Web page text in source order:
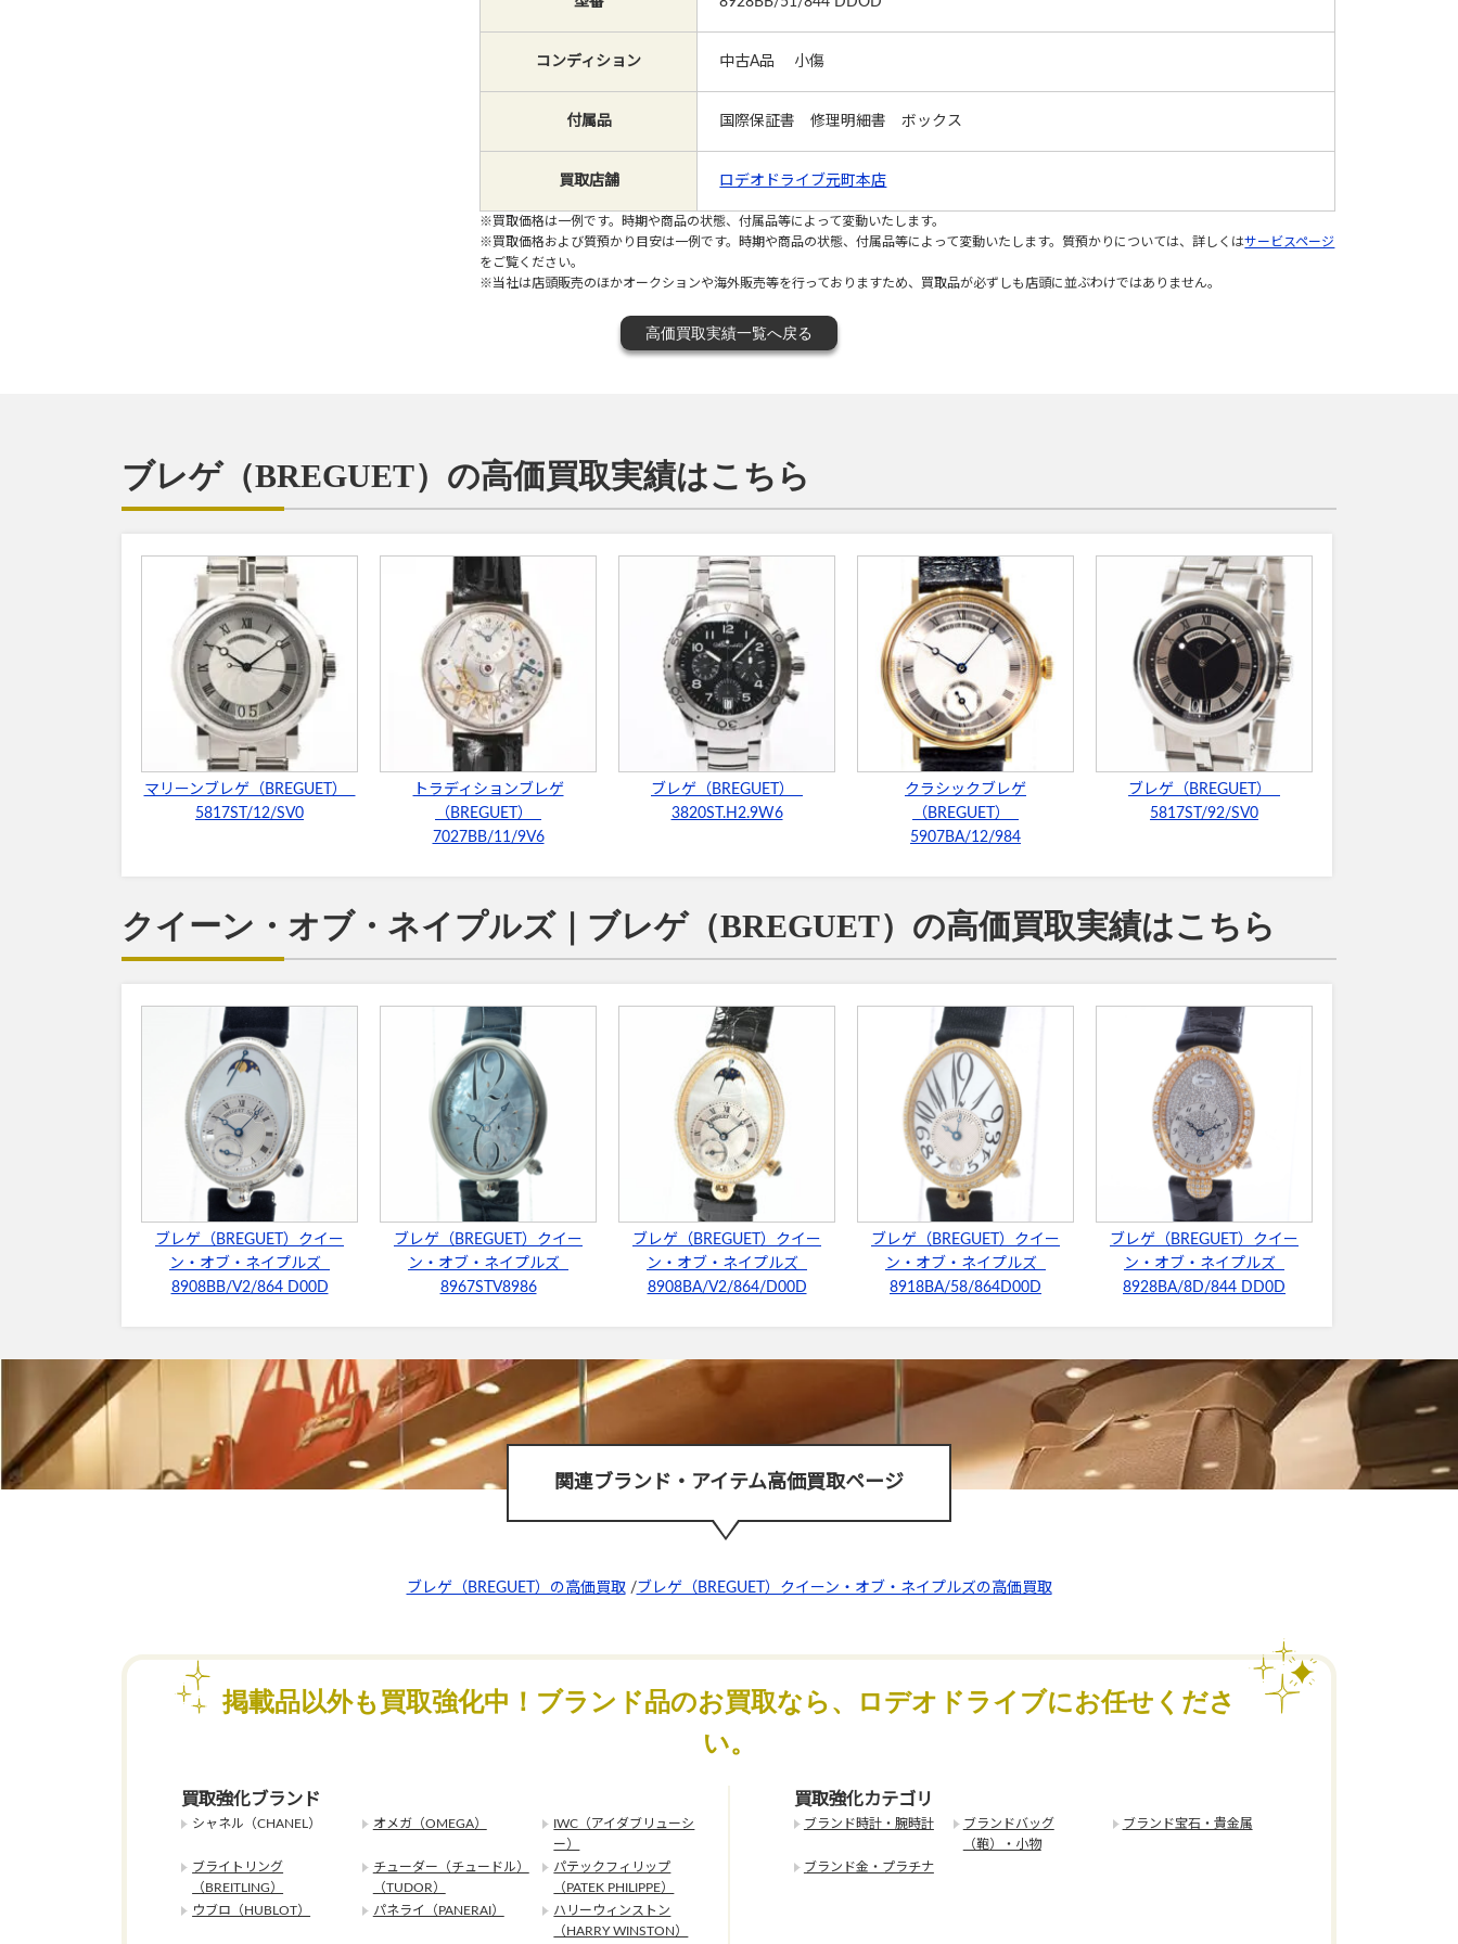
コンディション 中古A品 小傷
付属品 国際保証書 修理明細書 ボックス
買取店舗 ロデオドライブ元町本店
※買取価格は一例です。時期や商品の状態、付属品等によって変動いたします。
※買取価格および質預かり目安は一例です。時期や商品の状態、付属品等によって変動いたします。質預かりについては、詳しくはサービスページ
をご覧ください。
※当社は店頭販売のほかオークションや海外販売等を行っておりますため、買取品が必ずしも店頭に並ぶわけではありません。
高価買取実績一覧へ戻る
ブレゲ（BREGUET）の高価買取実績はこちら
マリーンブレゲ（BREGUET）
5817ST/12/SV0
トラディションブレゲ
（BREGUET）
7027BB/11/9V6
ブレゲ（BREGUET）
3820ST.H2.9W6
クラシックブレゲ
（BREGUET）
5907BA/12/984
ブレゲ（BREGUET）
5817ST/92/SV0
クイーン・オブ・ネイプルズ｜ブレゲ（BREGUET）の高価買取実績はこちら
ブレゲ（BREGUET）クイー
ン・オブ・ネイプルズ
8908BB/V2/864 D00D
ブレゲ（BREGUET）クイー
ン・オブ・ネイプルズ
8967STV8986
ブレゲ（BREGUET）クイー
ン・オブ・ネイプルズ
8908BA/V2/864/D00D
ブレゲ（BREGUET）クイー
ン・オブ・ネイプルズ
8918BA/58/864D00D
ブレゲ（BREGUET）クイー
ン・オブ・ネイプルズ
8928BA/8D/844 DD0D
関連ブランド・アイテム高価買取ページ
ブレゲ（BREGUET）の高価買取 / ブレゲ（BREGUET）クイーン・オブ・ネイプルズの高価買取
掲載品以外も買取強化中！ブランド品のお買取なら、ロデオドライブにお任せくださ
い。
買取強化ブランド
シャネル（CHANEL） オメガ（OMEGA）
IWC（アイダブリューシ
ー）
ブライトリング
（BREITLING）
チューダー（チュードル）
（TUDOR）
パテックフィリップ
（PATEK PHILIPPE）
ウブロ（HUBLOT）
パネライ（PANERAI）
ハリーウィンストン
（HARRY WINSTON）
買取強化カテゴリ
ブランド時計・腕時計
ブランドバッグ
（鞄）・小物
ブランド宝石・貴金属
ブランド金・プラチナ